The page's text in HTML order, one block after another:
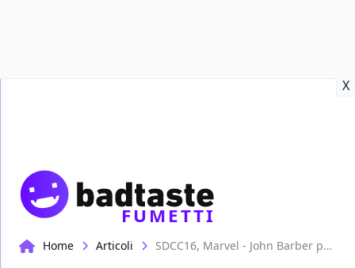
X
FUMETTI
Home Articoli SDCC16, Marvel - John Barber presenta Doctor Strange/Punisher: Magic Bullets